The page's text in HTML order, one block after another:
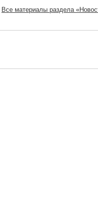
Все материалы раздела